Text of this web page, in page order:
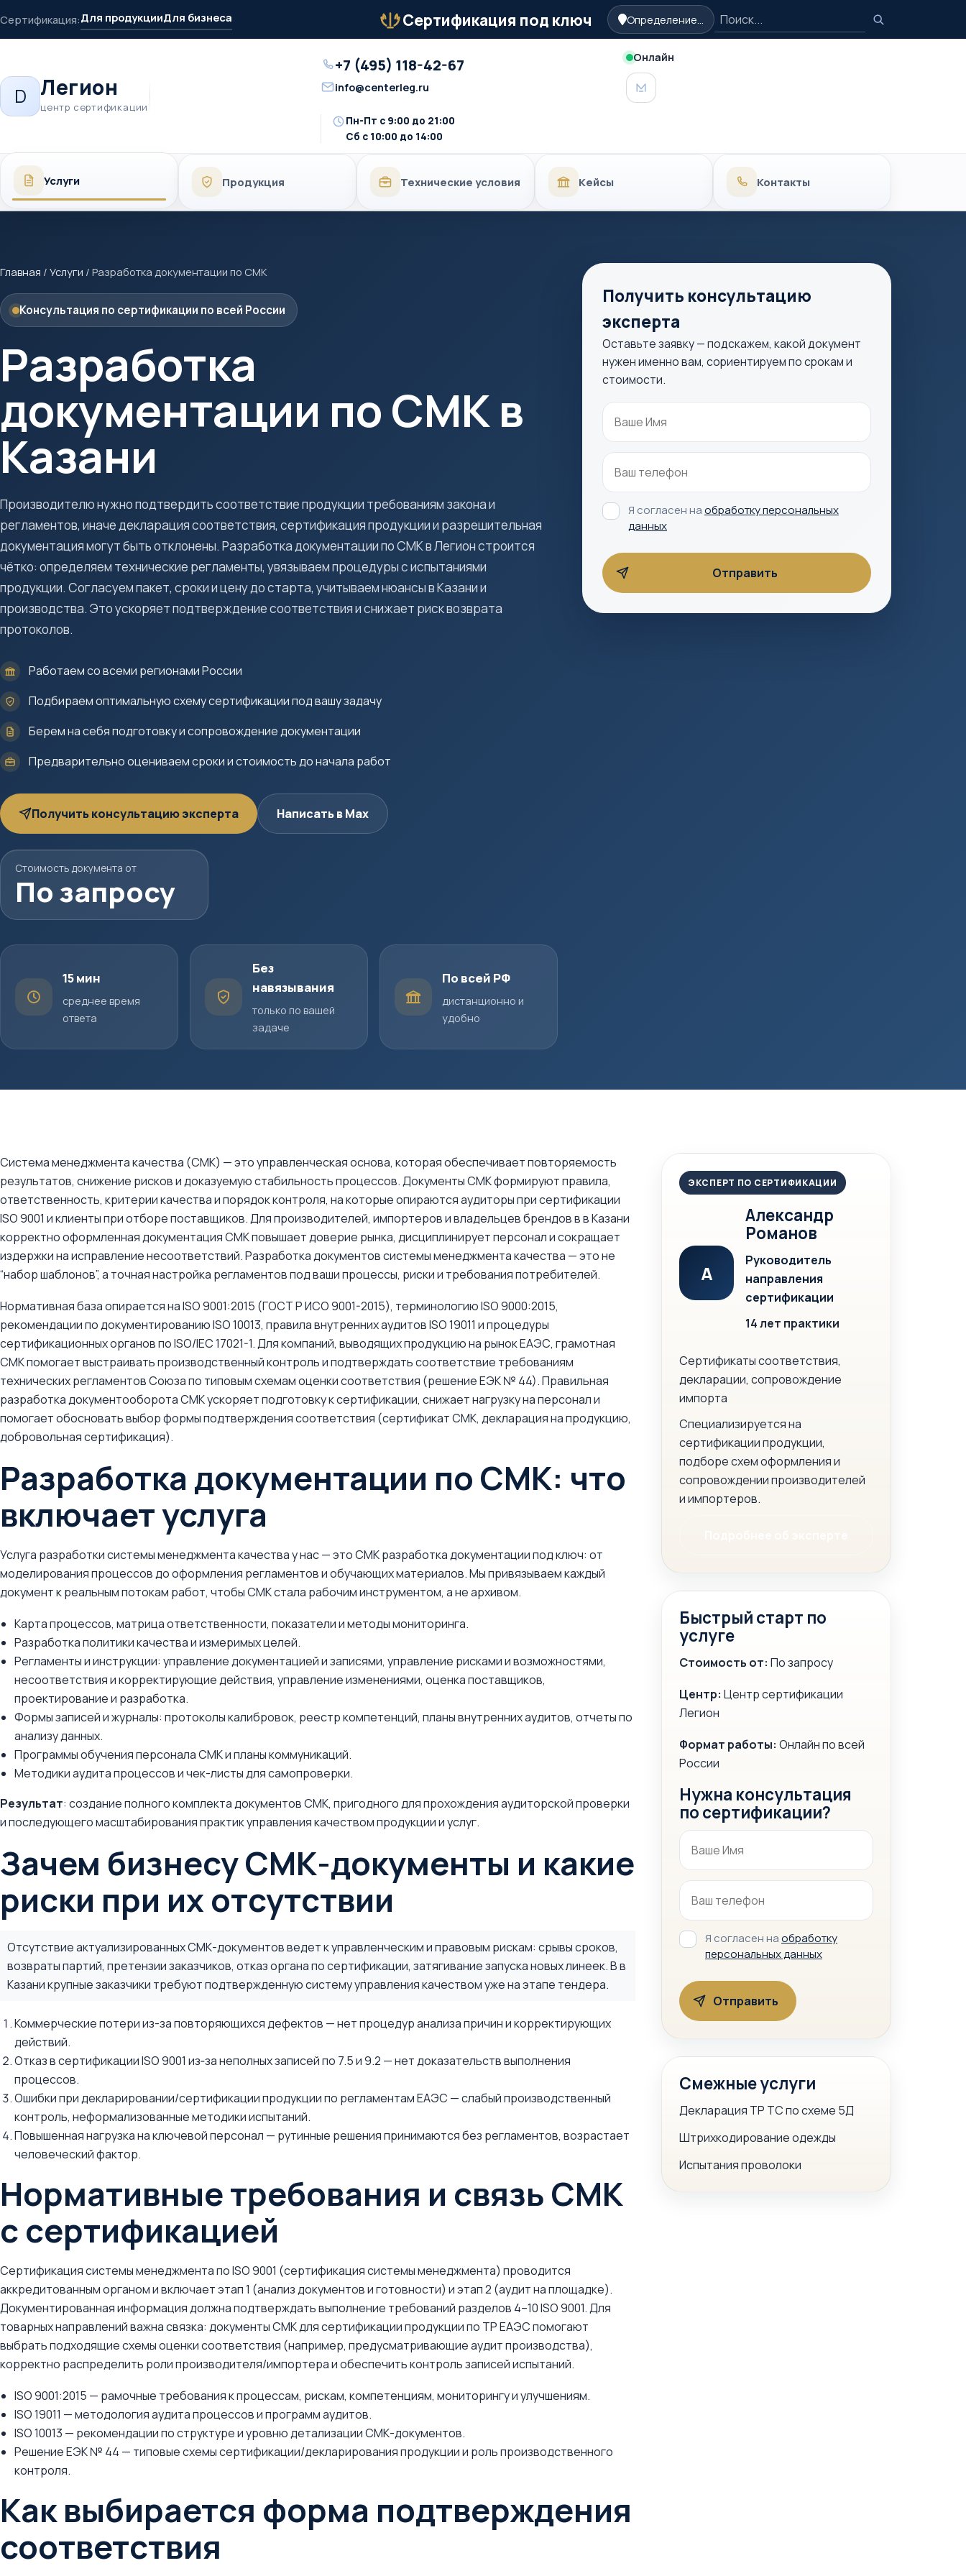
Сертификация:Для продукцииДля бизнеса
Бейдж
Сертификация под ключ Определение... Поиск
Поиск
D Легион
центр сертификации
Телефон
+7 (495) 118-42-67
Email
info@centerleg.ru
Онлайн
MAX
Время
работы
Пн-Пт с 9:00 до 21:00
Сб с 10:00 до 14:00
Услуги Продукция Технические условия Кейсы Контакты
Главная / Услуги / Разработка документации по СМК
Консультация по сертификации по всей России
Разработка
документации по СМК в
Казани
Производителю нужно подтвердить соответствие продукции требованиям закона и
регламентов, иначе декларация соответствия, сертификация продукции и разрешительная
документация могут быть отклонены. Разработка документации по СМК в Легион строится
чётко: определяем технические регламенты, увязываем процедуры с испытаниями
продукции. Согласуем пакет, сроки и цену до старта, учитываем нюансы в Казани и
производства. Это ускоряет подтверждение соответствия и снижает риск возврата
протоколов.
Работаем со всеми регионами России
Подбираем оптимальную схему сертификации под вашу задачу
Берем на себя подготовку и сопровождение документации
Предварительно оцениваем сроки и стоимость до начала работ
Получить консультацию эксперта Написать в Max
Стоимость документа от
По запросу
15 мин
среднее время
ответа
Без
навязывания
только по вашей
задаче
По всей РФ
дистанционно и
удобно
Получить консультацию
эксперта
Оставьте заявку — подскажем, какой документ
нужен именно вам, сориентируем по срокам и
стоимости.
Я согласен наобработку персональных
данных
Система менеджмента качества (СМК) — это управленческая основа, которая обеспечивает повторяемость
результатов, снижение рисков и доказуемую стабильность процессов. Документы СМК формируют правила,
ответственность, критерии качества и порядок контроля, на которые опираются аудиторы при сертификации
ISO 9001 и клиенты при отборе поставщиков. Для производителей, импортеров и владельцев брендов в в Казани
корректно оформленная документация СМК повышает доверие рынка, дисциплинирует персонал и сокращает
издержки на исправление несоответствий. Разработка документов системы менеджмента качества — это не
“набор шаблонов”, а точная настройка регламентов под ваши процессы, риски и требования потребителей.
Нормативная база опирается на ISO 9001:2015 (ГОСТ Р ИСО 9001-2015), терминологию ISO 9000:2015,
рекомендации по документированию ISO 10013, правила внутренних аудитов ISO 19011 и процедуры
сертификационных органов по ISO/IEC 17021-1. Для компаний, выводящих продукцию на рынок ЕАЭС, грамотная
СМК помогает выстраивать производственный контроль и подтверждать соответствие требованиям
технических регламентов Союза по типовым схемам оценки соответствия (решение ЕЭК № 44). Правильная
разработка документооборота СМК ускоряет подготовку к сертификации, снижает нагрузку на персонал и
помогает обосновать выбор формы подтверждения соответствия (сертификат СМК, декларация на продукцию,
добровольная сертификация).
Разработка документации по СМК: что
включает услуга
Услуга разработки системы менеджмента качества у нас — это СМК разработка документации под ключ: от
моделирования процессов до оформления регламентов и обучающих материалов. Мы привязываем каждый
документ к реальным потокам работ, чтобы СМК стала рабочим инструментом, а не архивом.
Карта процессов, матрица ответственности, показатели и методы мониторинга.
Разработка политики качества и измеримых целей.
Регламенты и инструкции: управление документацией и записями, управление рисками и возможностями,
несоответствия и корректирующие действия, управление изменениями, оценка поставщиков,
проектирование и разработка.
Формы записей и журналы: протоколы калибровок, реестр компетенций, планы внутренних аудитов, отчеты по
анализу данных.
Программы обучения персонала СМК и планы коммуникаций.
Методики аудита процессов и чек-листы для самопроверки.
Результат: создание полного комплекта документов СМК, пригодного для прохождения аудиторской проверки
и последующего масштабирования практик управления качеством продукции и услуг.
Зачем бизнесу СМК-документы и какие
риски при их отсутствии
Отсутствие актуализированных СМК-документов ведет к управленческим и правовым рискам: срывы сроков,
возвраты партий, претензии заказчиков, отказ органа по сертификации, затягивание запуска новых линеек. В в
Казани крупные заказчики требуют подтвержденную систему управления качеством уже на этапе тендера.
Коммерческие потери из-за повторяющихся дефектов — нет процедур анализа причин и корректирующих
действий.
Отказ в сертификации ISO 9001 из‑за неполных записей по 7.5 и 9.2 — нет доказательств выполнения
процессов.
Ошибки при декларировании/сертификации продукции по регламентам ЕАЭС — слабый производственный
контроль, неформализованные методики испытаний.
Повышенная нагрузка на ключевой персонал — рутинные решения принимаются без регламентов, возрастает
человеческий фактор.
Нормативные требования и связь СМК
с сертификацией
Сертификация системы менеджмента по ISO 9001 (сертификация системы менеджмента) проводится
аккредитованным органом и включает этап 1 (анализ документов и готовности) и этап 2 (аудит на площадке).
Документированная информация должна подтверждать выполнение требований разделов 4–10 ISO 9001. Для
товарных направлений важна связка: документы СМК для сертификации продукции по ТР ЕАЭС помогают
выбрать подходящие схемы оценки соответствия (например, предусматривающие аудит производства),
корректно распределить роли производителя/импортера и обеспечить контроль записей испытаний.
ISO 9001:2015 — рамочные требования к процессам, рискам, компетенциям, мониторингу и улучшениям.
ISO 19011 — методология аудита процессов и программ аудитов.
ISO 10013 — рекомендации по структуре и уровню детализации СМК-документов.
Решение ЕЭК № 44 — типовые схемы сертификации/декларирования продукции и роль производственного
контроля.
Как выбирается форма подтверждения
соответствия
ЭКСПЕРТ ПО СЕРТИФИКАЦИИ
А
Александр
Романов
Руководитель
направления
сертификации
14 лет практики
Сертификаты соответствия,
декларации, сопровождение
импорта
Специализируется на
сертификации продукции,
подборе схем оформления и
сопровождении производителей
и импортеров.
Быстрый старт по
услуге
Стоимость от: По запросу
Центр: Центр сертификации
Легион
Формат работы: Онлайн по всей
России
Нужна консультация
по сертификации?
Я согласен наобработку
персональных данных
Смежные услуги
Декларация ТР ТС по схеме 5Д
Штрихкодирование одежды
Испытания проволоки